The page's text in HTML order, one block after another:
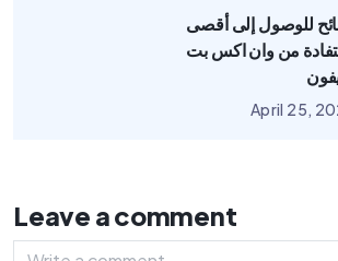
للوصول إلى أقصى
من وان اكس بت
April 25,
Leave a comment